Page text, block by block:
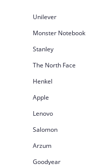
Unilever
Monster Notebook
Stanley
The North Face
Henkel
Apple
Lenovo
Salomon
Arzum
Goodyear